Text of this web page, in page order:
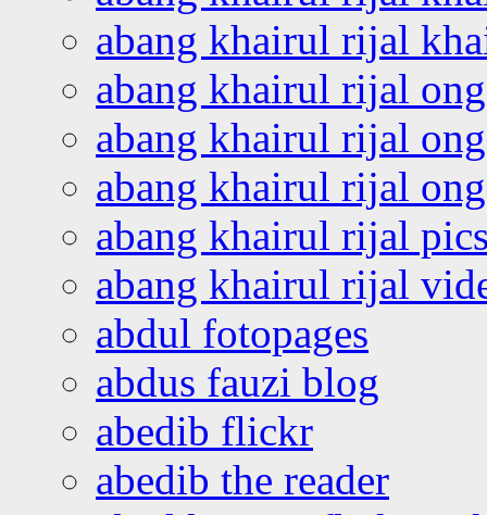
abang khairul rijal
abang khairul rijal
abang khairul rijal
abang khairul rijal
abang khairul rijal
abang khairul rijal
abdul fotopages
abdus fauzi blog
abedib flickr
abedib the reader